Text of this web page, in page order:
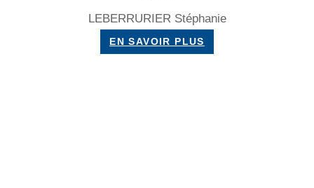
LEBERRURIER Stéphanie
EN SAVOIR PLUS